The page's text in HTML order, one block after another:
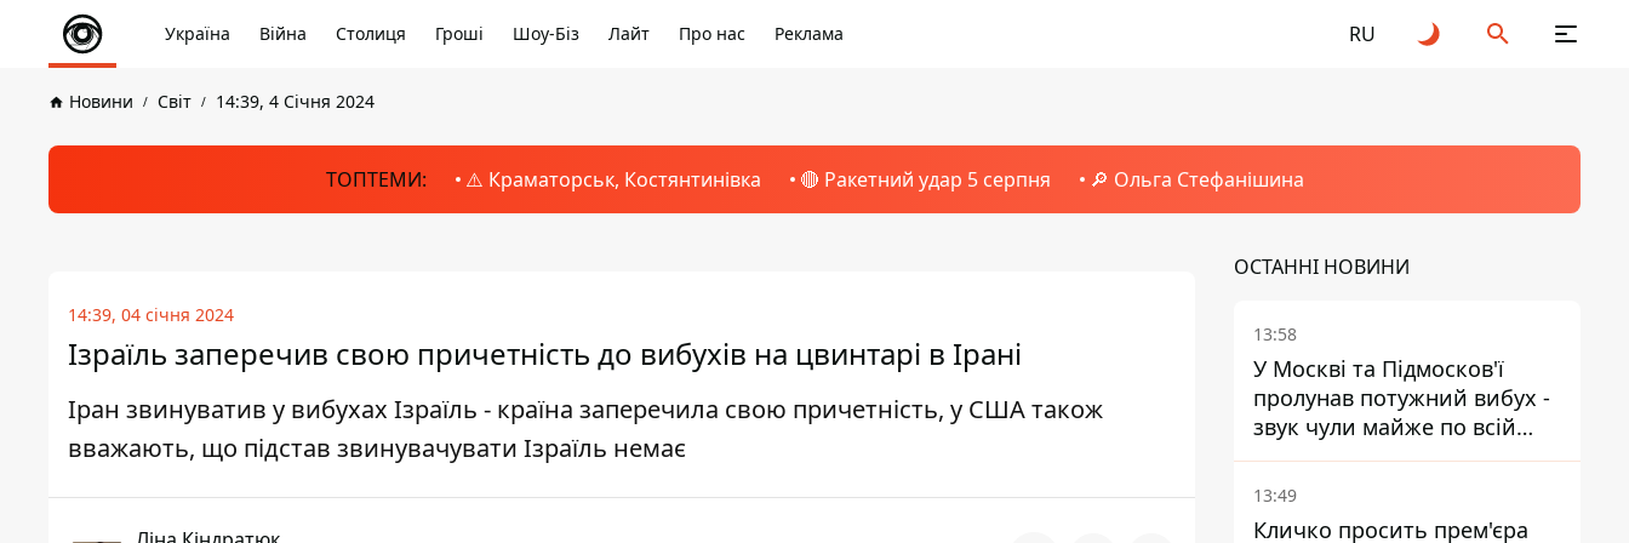
Україна Війна Столиця Гроші Шоу-Біз Лайт Про нас Реклама RU
Новини Світ 14:39, 4 Січня 2024
ТОПТЕМИ: ⚠️ Краматорськ, Костянтинівка 🔴 Ракетний удар 5 серпня 🔎 Ольга Стефанішина
14:39, 04 січня 2024
Ізраїль заперечив свою причетність до вибухів на цвинтарі в Ірані
Іран звинуватив у вибухах Ізраїль - країна заперечила свою причетність, у США також
вважають, що підстав звинувачувати Ізраїль немає
ОСТАННІ НОВИНИ
13:58
У Москві та Підмосков'ї
пролунав потужний вибух -
звук чули майже по всій
області
13:49
Кличко просить прем'єра